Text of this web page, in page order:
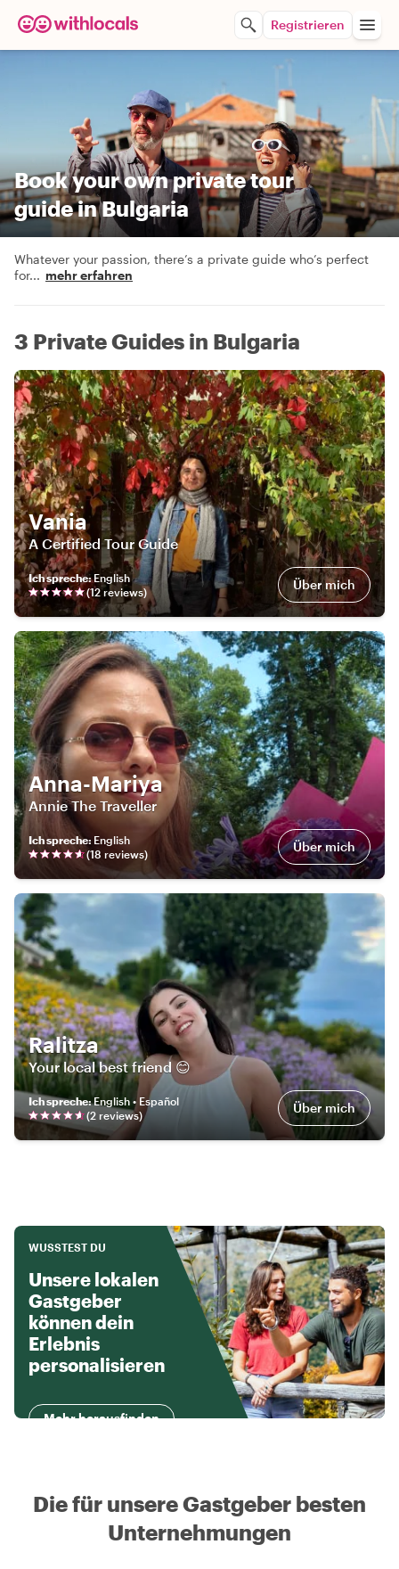
Registrieren
Book your own private tour
guide in Bulgaria
Whatever your passion, there’s a private guide who’s perfect
for... mehr erfahren
3 Private Guides in Bulgaria
Vania
A Certified Tour Guide
Ich spreche:English
(12reviews) Über mich
Anna-Mariya
Annie The Traveller
Ich spreche: English
(18 reviews) Über mich
Ralitza
Your local best friend 😊
Ich spreche:English • Español
(2 reviews) Über mich
WUSSTEST DU
Unsere lokalen
Gastgeber
können dein
Erlebnis
personalisieren
Mehr herausfinden
Die für unsere Gastgeber besten
Unternehmungen